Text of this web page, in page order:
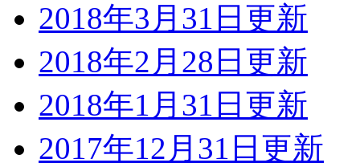
2018年3月31日更新
2018年2月28日更新
2018年1月31日更新
2017年12月31日更新